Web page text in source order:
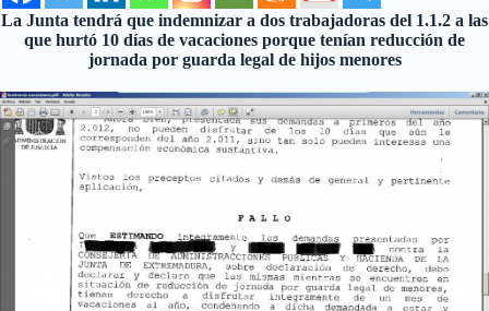
La Junta tendrá que indemnizar a dos trabajadoras del 1.1.2 a las
que hurtó 10 días de vacaciones porque tenían reducción de
jornada por guarda legal de hijos menores